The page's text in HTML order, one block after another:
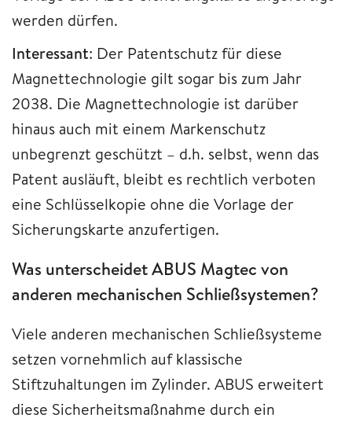
werden dürfen.
Interessant: Der Patentschutz für diese
Magnettechnologie gilt sogar bis zum Jahr
2038. Die Magnettechnologie ist darüber
hinaus auch mit einem Markenschutz
unbegrenzt geschützt – d.h. selbst, wenn das
Patent ausläuft, bleibt es rechtlich verboten
eine Schlüsselkopie ohne die Vorlage der
Sicherungskarte anzufertigen.
Was unterscheidet ABUS Magtec von
anderen mechanischen Schließsystemen?
Viele anderen mechanischen Schließsysteme
setzen vornehmlich auf klassische
Stiftzuhaltungen im Zylinder. ABUS erweitert
diese Sicherheitsmaßnahme durch ein